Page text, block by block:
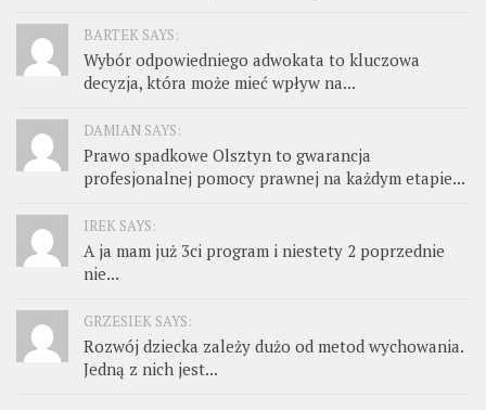
BARTEK SAYS:
Wybór odpowiedniego adwokata to kluczowa
decyzja, która może mieć wpływ na...
DAMIAN SAYS:
Prawo spadkowe Olsztyn to gwarancja
profesjonalnej pomocy prawnej na każdym etapie...
IREK SAYS:
A ja mam już 3ci program i niestety 2 poprzednie
nie...
GRZESIEK SAYS:
Rozwój dziecka zależy dużo od metod wychowania.
Jedną z nich jest...